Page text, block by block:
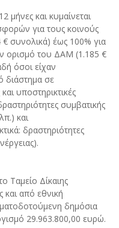
μήνες και κυμαίνεται
για τους κοινούς
συνολικά) έως 100% για
ορισμό του ΔΑΜ (1.185 €
όσοι είχαν
διάστημα σε
υποστηρικτικές
συμβατικής
και
δραστηριότητες
Ταμείο Δίκαιης
από εθνική
δημόσια
29.963.800,00 ευρώ.